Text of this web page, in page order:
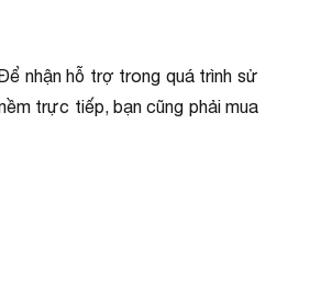
nhận hỗ trợ trong quá trình sử
trực tiếp, bạn cũng phải mua